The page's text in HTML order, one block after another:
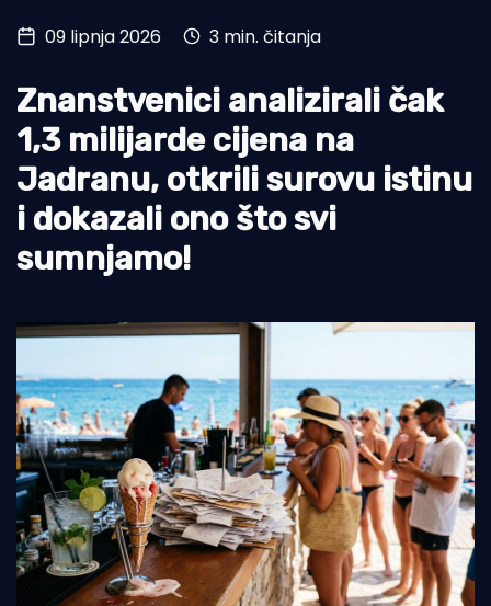
Turizam i nautika
Pomorstvo
Ribolov
Ekologija
Tradicija i kultura
09 lipnja 2026 3 min. čitanja
Znanstvenici analizirali čak
1,3 milijarde cijena na
Jadranu, otkrili surovu istinu
i dokazali ono što svi
sumnjamo!